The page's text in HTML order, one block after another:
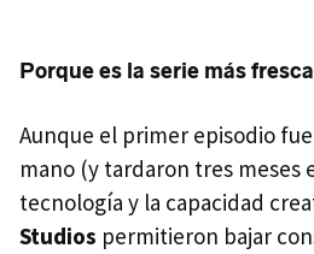
Porque es la serie más
Aunque el primer episodio
mano (y tardaron tres meses
tecnología y la capacidad
Studios permitieron bajar